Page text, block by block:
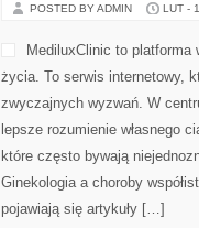
POSTED BY ADMIN LUT -
MediluxClinic to
życia. To serwis internetowy,
zwyczajnych wyzwań. W
lepsze rozumienie własnego
które często bywają
Ginekologia a choroby
pojawiają się artykuły […]